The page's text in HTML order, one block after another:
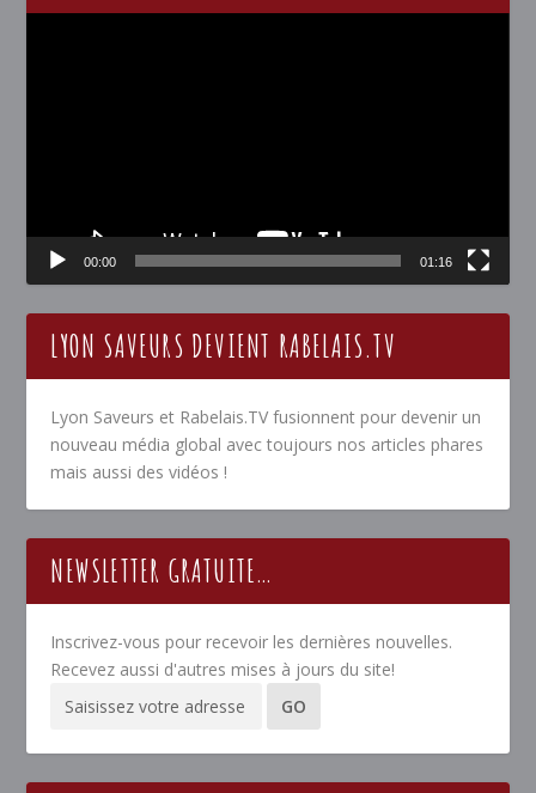
00:00 01:16
LYON SAVEURS DEVIENT RABELAIS.TV
Lyon Saveurs et Rabelais.TV fusionnent pour devenir un
nouveau média global avec toujours nos articles phares
mais aussi des vidéos !
NEWSLETTER GRATUITE…
Inscrivez-vous pour recevoir les dernières nouvelles.
Recevez aussi d'autres mises à jours du site!